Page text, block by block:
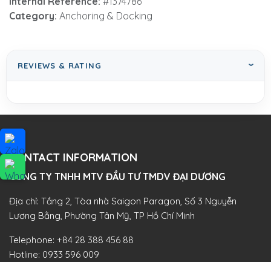
Category: Anchoring & Docking
REVIEWS & RATING
CONTACT INFORMATION
CÔNG TY TNHH MTV ĐẦU TƯ TMDV ĐẠI DƯƠNG​
Địa chỉ: Tầng 2, Tòa nhà Saigon Paragon, Số 3 Nguyễn
Lương Bằng, Phường Tân Mỹ, TP Hồ Chí Minh
Telephone: +84 28 388 456 88
Hotline: 0933 596 009